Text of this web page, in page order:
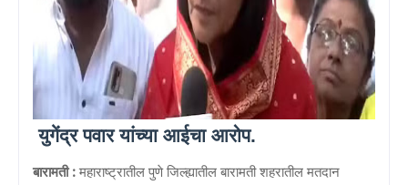
युगेंद्र पवार यांच्या आईचा आरोप.
बारामती : महाराष्ट्रातील पुणे जिल्ह्यातील बारामती शहरातील मतदान